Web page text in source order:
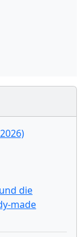
die
made